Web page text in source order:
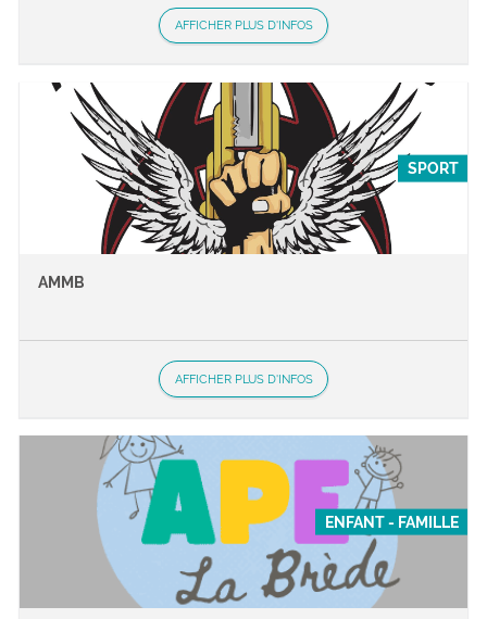
AFFICHER PLUS D'INFOS
SPORT
AMMB
AFFICHER PLUS D'INFOS
ENFANT - FAMILLE